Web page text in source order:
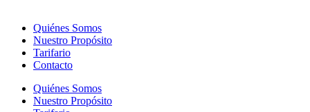
Quiénes Somos
Nuestro Propósito
Tarifario
Contacto
Quiénes Somos
Nuestro Propósito